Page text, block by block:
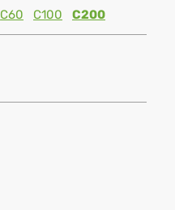
C60 C100 C200